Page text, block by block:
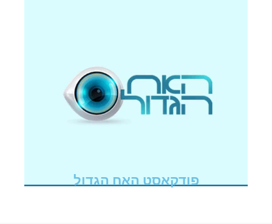
פודקאסט האח הגדול